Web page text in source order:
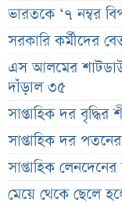
ভারতকে ‘৭ নম্বর
সরকারি কর্মীদের
এস আলমের
দাঁড়াল ৩৫
সাপ্তাহিক দর বৃদ্ধির
সাপ্তাহিক দর
সাপ্তাহিক
মেয়ে থেকে ছেলে